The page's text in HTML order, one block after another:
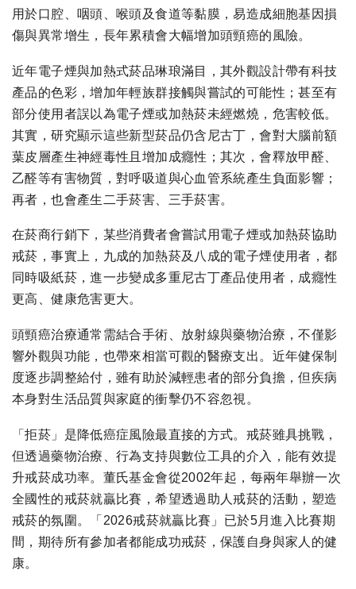
用於口腔、咽頭、喉頭及食道等黏膜，易造成細胞基因損
傷與異常增生，長年累積會大幅增加頭頸癌的風險。
近年電子煙與加熱式菸品琳琅滿目，其外觀設計帶有科技
產品的色彩，增加年輕族群接觸與嘗試的可能性；甚至有
部分使用者誤以為電子煙或加熱菸未經燃燒，危害較低。
其實，研究顯示這些新型菸品仍含尼古丁，會對大腦前額
葉皮層產生神經毒性且增加成癮性；其次，會釋放甲醛、
乙醛等有害物質，對呼吸道與心血管系統產生負面影響；
再者，也會產生二手菸害、三手菸害。
在菸商行銷下，某些消費者會嘗試用電子煙或加熱菸協助
戒菸，事實上，九成的加熱菸及八成的電子煙使用者，都
同時吸紙菸，進一步變成多重尼古丁產品使用者，成癮性
更高、健康危害更大。
頭頸癌治療通常需結合手術、放射線與藥物治療，不僅影
響外觀與功能，也帶來相當可觀的醫療支出。近年健保制
度逐步調整給付，雖有助於減輕患者的部分負擔，但疾病
本身對生活品質與家庭的衝擊仍不容忽視。
「拒菸」是降低癌症風險最直接的方式。戒菸雖具挑戰，
但透過藥物治療、行為支持與數位工具的介入，能有效提
升戒菸成功率。董氏基金會從2002年起，每兩年舉辦一次
全國性的戒菸就贏比賽，希望透過助人戒菸的活動，塑造
戒菸的氛圍。「2026戒菸就贏比賽」已於5月進入比賽期
間，期待所有參加者都能成功戒菸，保護自身與家人的健
康。